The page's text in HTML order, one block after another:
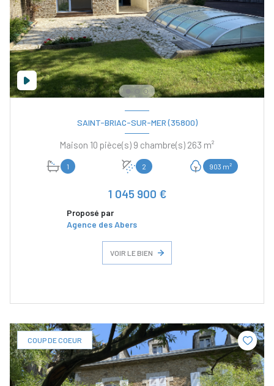
SAINT-BRIAC-SUR-MER (35800)
Maison 10 pièce(s) 9 chambre(s) 263 m²
1 2 903 m²
1 045 900 €
Proposé par
Agence des Abers
VOIR LE BIEN
COUP DE COEUR